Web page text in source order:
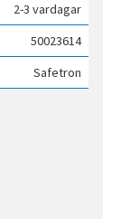
2-3 vardagar
50023614
Safetron